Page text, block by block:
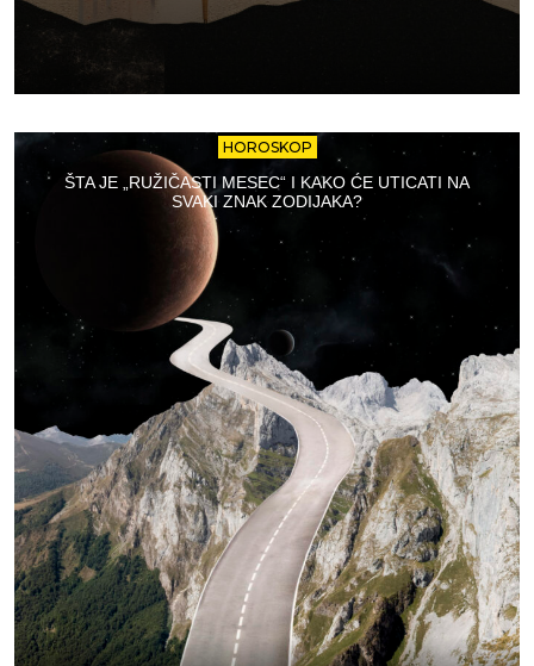
HOROSKOP
ŠTA JE „RUŽIČASTI MESEC“ I KAKO ĆE UTICATI NA
SVAKI ZNAK ZODIJAKA?